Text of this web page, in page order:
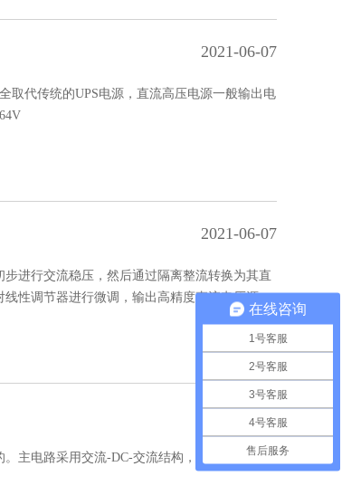
2021-06-07
取代传统的UPS电源，直流高压电源一般输出电
2021-06-07
进行交流稳压，然后通过隔离整流转换为其直
性调节器进行微调，输出高精度直流电压源。
2021-05-29
主电路采用交流-DC-交流结构，如整流器、DC
在线咨询
1号客服
2号客服
3号客服
4号客服
售后服务